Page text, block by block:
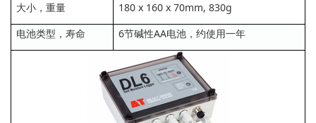
大小，重量
180 x 160 x 70mm, 830g
电池类型，寿命
6节碱性AA电池，约使用一年